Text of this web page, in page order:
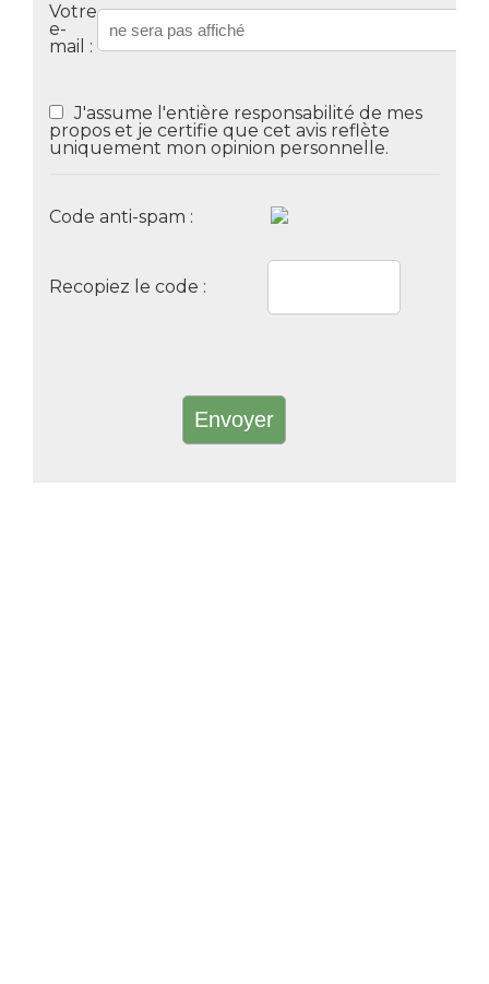
Votre
e-
mail :
J'assume l'entière responsabilité de mes
propos et je certifie que cet avis reflète
uniquement mon opinion personnelle.
Code anti-spam :
Recopiez le code :